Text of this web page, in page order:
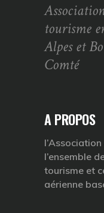
tourisme
Alpes et
Comté
A PROPOS
l’ensemble
tourisme et
aérienne